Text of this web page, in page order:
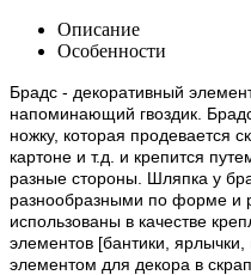
Описание
Особенности
Брадс - декоративный
напоминающий гвоздик.
ножку, которая продевается
картоне и т.д. и крепится
разные стороны. Шляпка у
разнообразными по форме и
использованы в качестве
элементов [бантики, ярлычки,
элементом для декора в